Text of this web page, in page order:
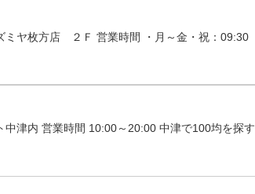
ミヤ枚方店 ２Ｆ 営業時間 ・月～金・祝：09:30
津内 営業時間 10:00～20:00 中津で100均を探す